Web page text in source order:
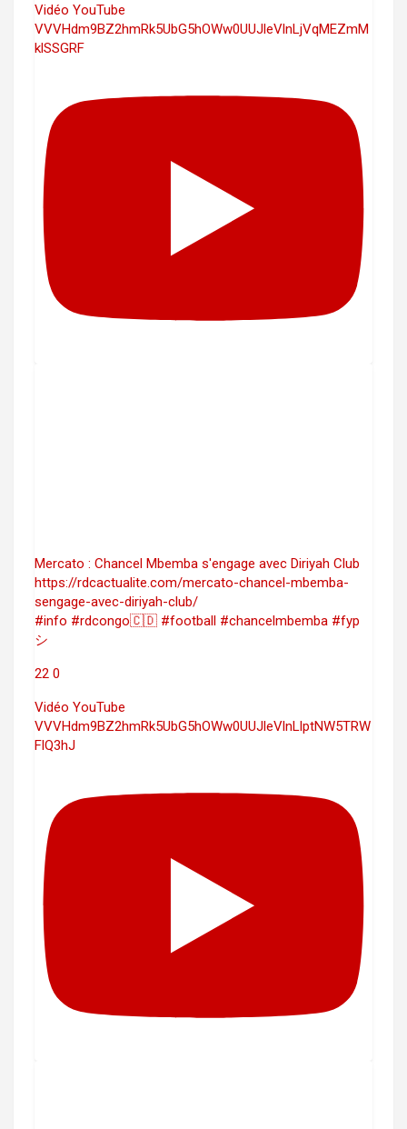
Vidéo YouTube
VVVHdm9BZ2hmRk5UbG5hOWw0UUJleVlnLjVqMEZmM
klSSGRF
Mercato : Chancel Mbemba s'engage avec Diriyah Club
https://rdcactualite.com/mercato-chancel-mbemba-
sengage-avec-diriyah-club/
#info #rdcongo🇨🇩 #football #chancelmbemba #fyp
シ
22 0
Vidéo YouTube
VVVHdm9BZ2hmRk5UbG5hOWw0UUJleVlnLlptNW5TRW
FlQ3hJ